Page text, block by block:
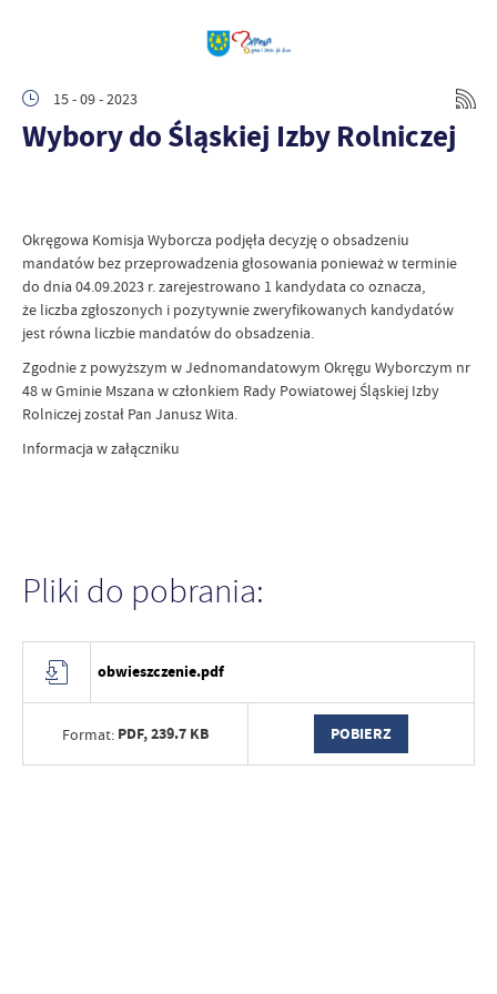
15 - 09 - 2023
Wybory do Śląskiej Izby Rolniczej
Okręgowa Komisja Wyborcza podjęła decyzję o obsadzeniu
mandatów bez przeprowadzenia głosowania ponieważ w terminie
do dnia 04.09.2023 r. zarejestrowano 1 kandydata co oznacza,
że liczba zgłoszonych i pozytywnie zweryfikowanych kandydatów
jest równa liczbie mandatów do obsadzenia.
Zgodnie z powyższym w Jednomandatowym Okręgu Wyborczym nr
48 w Gminie Mszana w członkiem Rady Powiatowej Śląskiej Izby
Rolniczej został Pan Janusz Wita.
Informacja w załączniku
Pliki do pobrania:
obwieszczenie.pdf
Format: PDF,239.7 KB POBIERZ